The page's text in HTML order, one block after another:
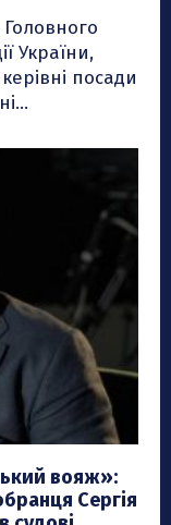
України,
посади
вояж»:
Сергія